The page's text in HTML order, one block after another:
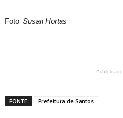
Foto: Susan Hortas
Publicidade
FONTE Prefeitura de Santos